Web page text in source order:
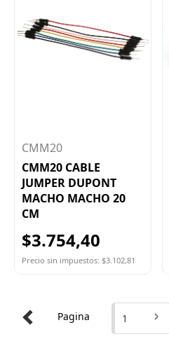
CMM20
CMM20 CABLE
JUMPER DUPONT
MACHO MACHO 20
CM
$3.754,40
Precio sin impuestos: $3.102,81
Pagina 1